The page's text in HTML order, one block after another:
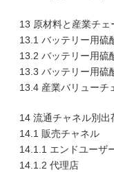
13 原材料と産業チェ
13.1 バッテリー用硫
13.2 バッテリー用硫
13.3 バッテリー用硫
13.4 産業バリューチ
14 流通チャネル別出
14.1 販売チャネル
14.1.1 エンドユーザ
14.1.2 代理店